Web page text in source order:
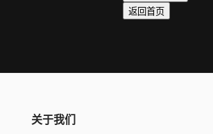
返回首页
关于我们